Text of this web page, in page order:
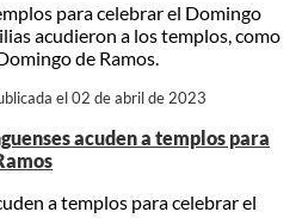
para celebrar el Domingo
acudieron a los templos, como
de Ramos.
el 02 de abril de 2023
acuden a templos para
a templos para celebrar el